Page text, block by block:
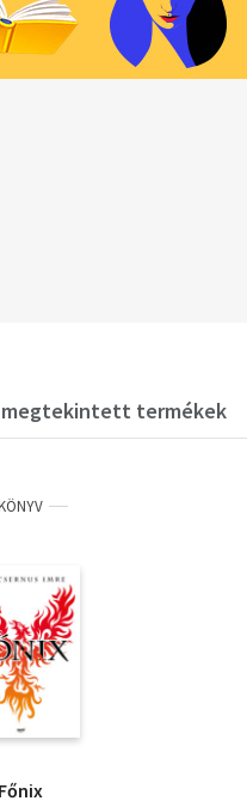
megtekintett termékek
Főnix